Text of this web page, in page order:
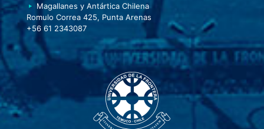
Magallanes y Antártica Chilena
Romulo Correa 425, Punta Arenas
+56 61 2343087